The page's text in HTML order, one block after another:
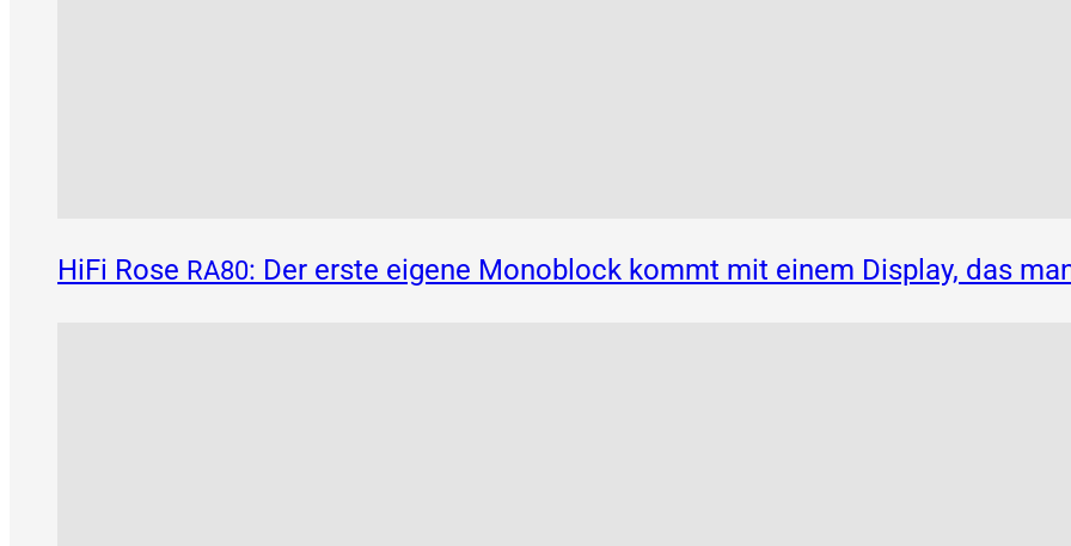
HiFi Rose RA80: Der erste eigene Monoblock kommt mit einem Display, das